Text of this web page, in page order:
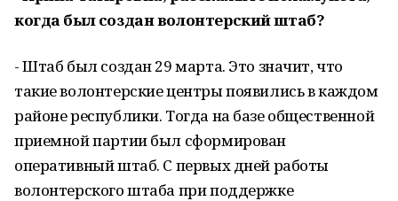
когда был создан волонтерский штаб?
- Штаб был создан 29 марта. Это значит, что
такие волонтерские центры появились в каждом
районе республики. Тогда на базе общественной
приемной партии был сформирован
оперативный штаб. С первых дней работы
волонтерского штаба при поддержке